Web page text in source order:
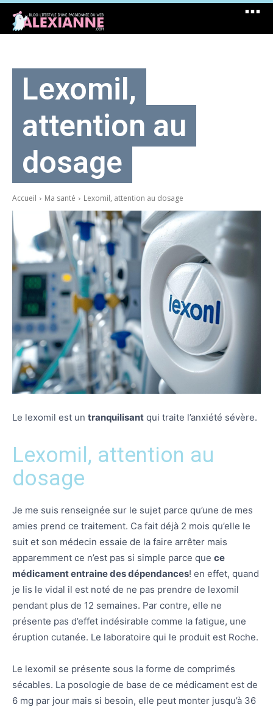
Lexomil,
attention au
dosage
Accueil Ma santé Lexomil, attention au dosage
Le lexomil est un tranquilisant qui traite l’anxiété sévère.
Lexomil, attention au
dosage
Je me suis renseignée sur le sujet parce qu’une de mes
amies prend ce traitement. Ca fait déjà 2 mois qu’elle le
suit et son médecin essaie de la faire arrêter mais
apparemment ce n’est pas si simple parce que ce
médicament entraine des dépendances! en effet, quand
je lis le vidal il est noté de ne pas prendre de lexomil
pendant plus de 12 semaines. Par contre, elle ne
présente pas d’effet indésirable comme la fatigue, une
éruption cutanée. Le laboratoire qui le produit est Roche.
Le lexomil se présente sous la forme de comprimés
sécables. La posologie de base de ce médicament est de
6 mg par jour mais si besoin, elle peut monter jusqu’à 36